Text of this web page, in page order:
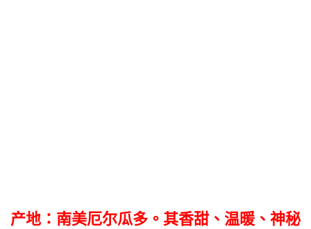
产地：南美厄尔瓜多。其香甜、温暖、神秘